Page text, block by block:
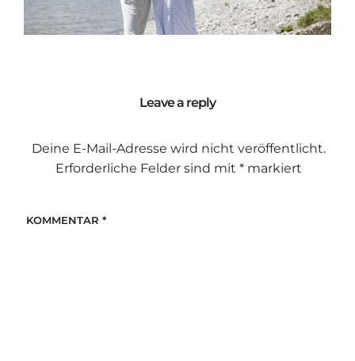
Leave a reply
Deine E-Mail-Adresse wird nicht veröffentlicht.
Erforderliche Felder sind mit *markiert
KOMMENTAR *